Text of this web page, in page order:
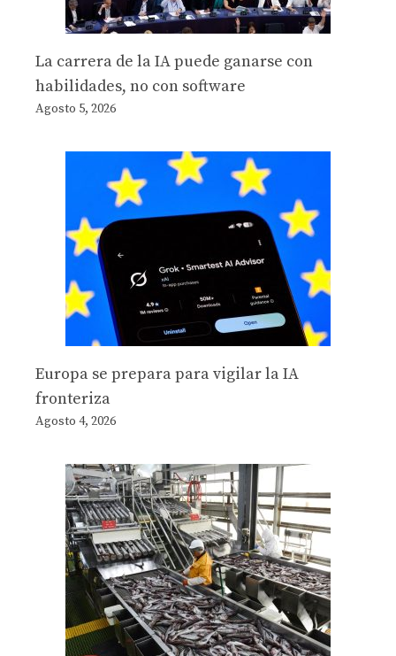
La carrera de la IA puede ganarse con
habilidades, no con software
Agosto 5, 2026
Europa se prepara para vigilar la IA
fronteriza
Agosto 4, 2026